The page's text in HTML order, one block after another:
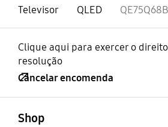
Televisor
QLED
Clique aqui para exercer o
resolução
Cancelar encomenda
Shop